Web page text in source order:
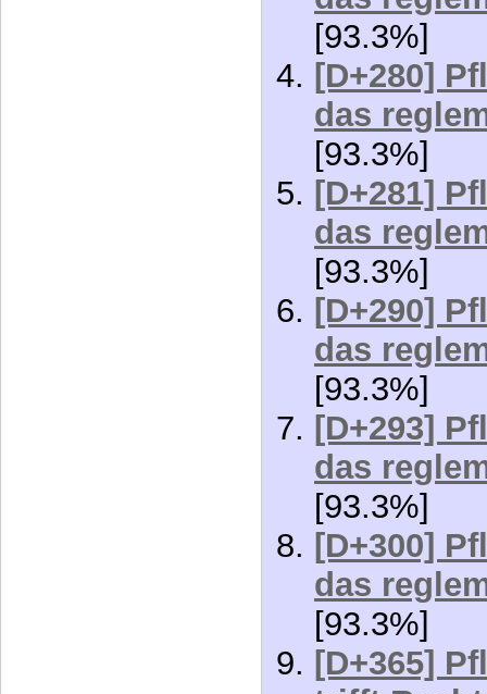
[93.3%]
[D+280]
das
[93.3%]
[D+281]
das
[93.3%]
[D+290]
das
[93.3%]
[D+293]
das
[93.3%]
[D+300]
das
[93.3%]
[D+365]